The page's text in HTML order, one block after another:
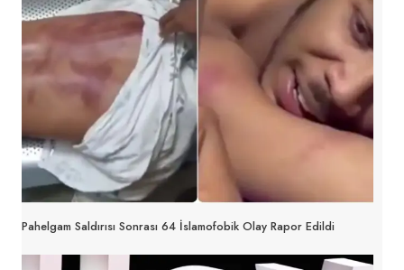
Pahelgam Saldırısı Sonrası 64 İslamofobik Olay Rapor Edildi